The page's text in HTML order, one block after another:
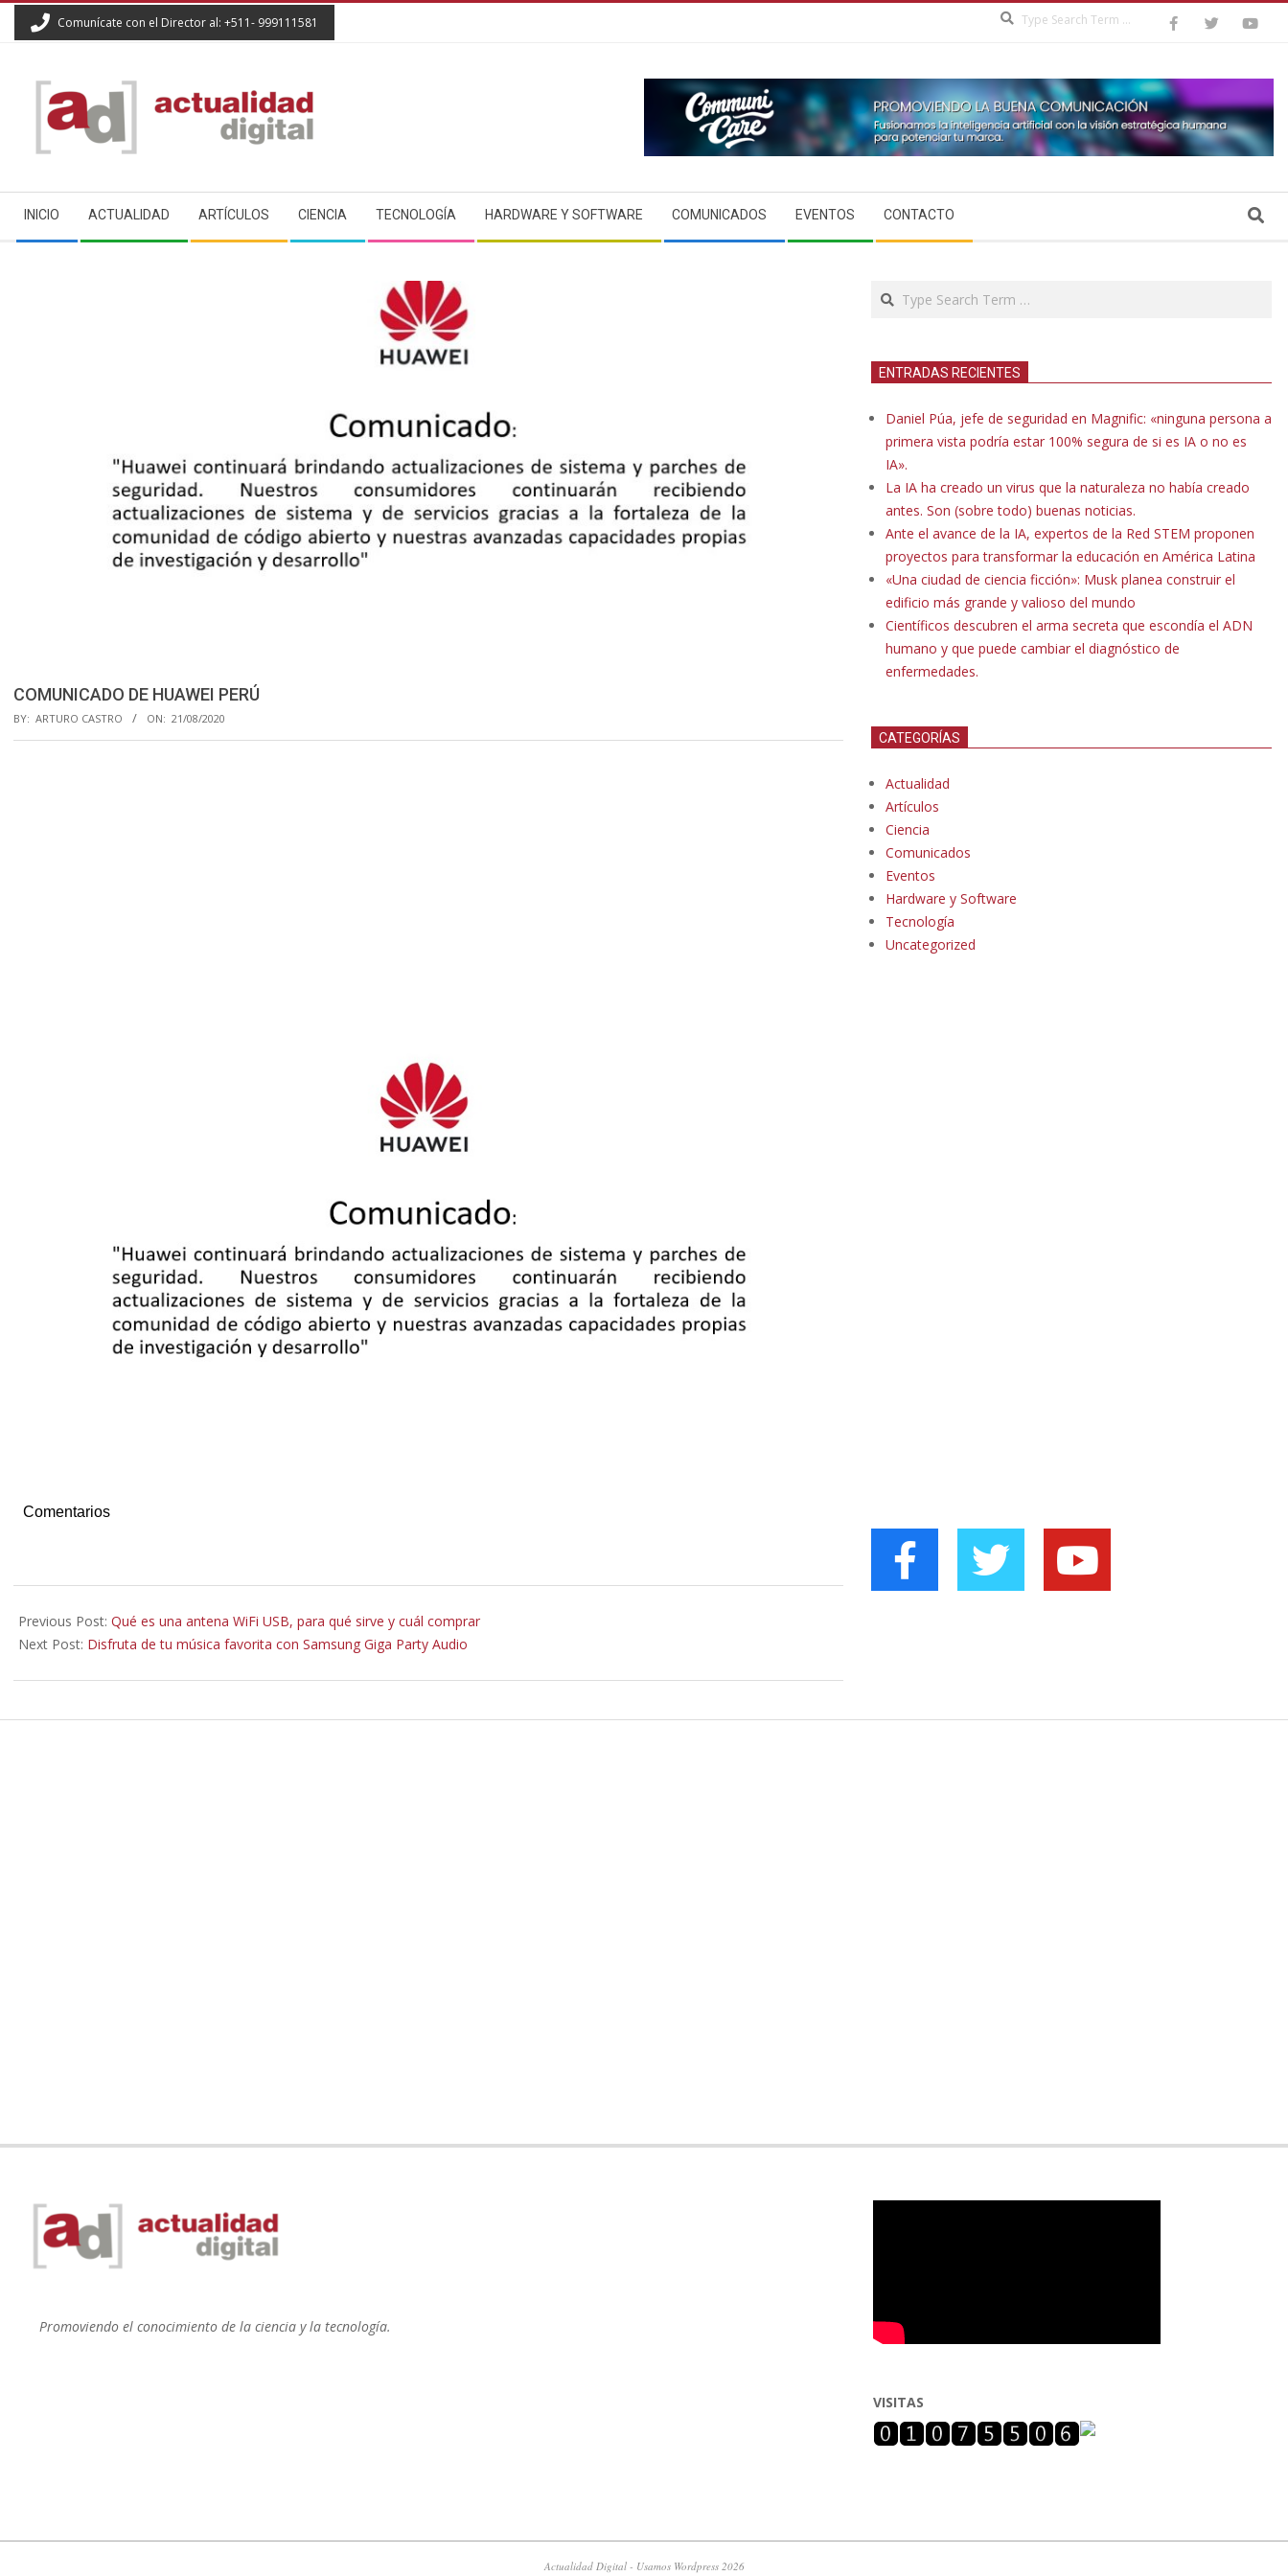
Comunícate con el Director al: +511- 999111581
ACTUALIDAD
DIGITAL
Navigation
Menu
INICIO ACTUALIDAD ARTÍCULOS CIENCIA TECNOLOGÍA HARDWARE Y SOFTWARE COMUNICADOS EVENTOS CONTACTO Search
COMUNICADO DE HUAWEI PERÚ
BY: ARTURO CASTRO ON: 21/08/2020
Comentarios
08-
21
Previous Post: Qué es una antena WiFi USB, para qué sirve y cuál comprar
Next Post: Disfruta de tu música favorita con Samsung Giga Party Audio
Search
ENTRADAS RECIENTES
Daniel Púa, jefe de seguridad en Magnific: «ninguna persona a
primera vista podría estar 100% segura de si es IA o no es
IA».
La IA ha creado un virus que la naturaleza no había creado
antes. Son (sobre todo) buenas noticias.
Ante el avance de la IA, expertos de la Red STEM proponen
proyectos para transformar la educación en América Latina
«Una ciudad de ciencia ficción»: Musk planea construir el
edificio más grande y valioso del mundo
Científicos descubren el arma secreta que escondía el ADN
humano y que puede cambiar el diagnóstico de
enfermedades.
CATEGORÍAS
Actualidad
Artículos
Ciencia
Comunicados
Eventos
Hardware y Software
Tecnología
Uncategorized
Promoviendo el conocimiento de la ciencia y la tecnología.
VISITAS
Actualidad Digital - Usamos Wordpress 2026